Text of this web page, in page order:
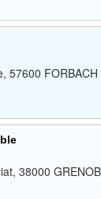
57600 FORBACH
38000